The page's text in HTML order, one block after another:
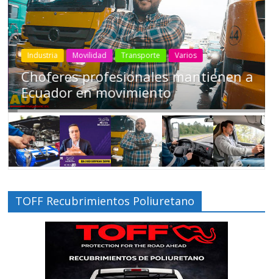
Industria Movilidad Transporte Varios
Choferes profesionales mantienen a
Ecuador en movimiento
TOFF Recubrimientos Poliuretano